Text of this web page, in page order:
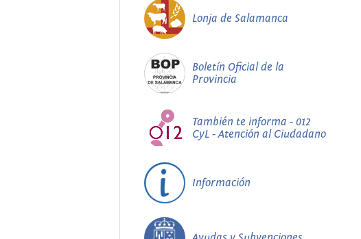
Lonja de Salamanca
Boletín Oficial de la
Provincia
También te informa - 012
CyL - Atención al Ciudadano
Información